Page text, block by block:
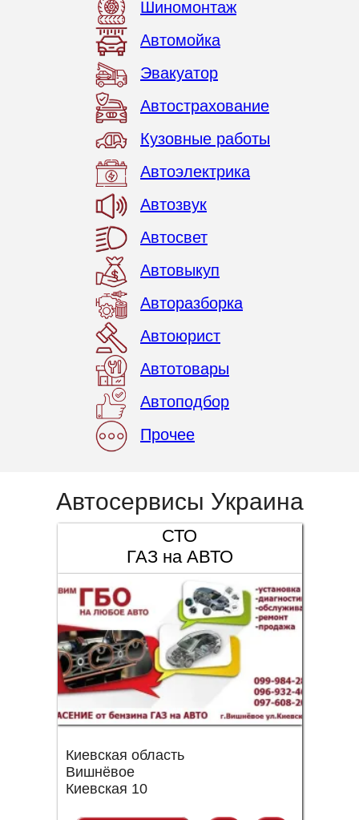
Шиномонтаж
Автомойка
Эвакуатор
Автострахование
Кузовные работы
Автоэлектрика
Автозвук
Автосвет
Автовыкуп
Авторазборка
Автоюрист
Автотовары
Автоподбор
Прочее
Автосервисы Украина
СТО
ГАЗ на АВТО
Киевская область
Вишнёвое
Киевская 10